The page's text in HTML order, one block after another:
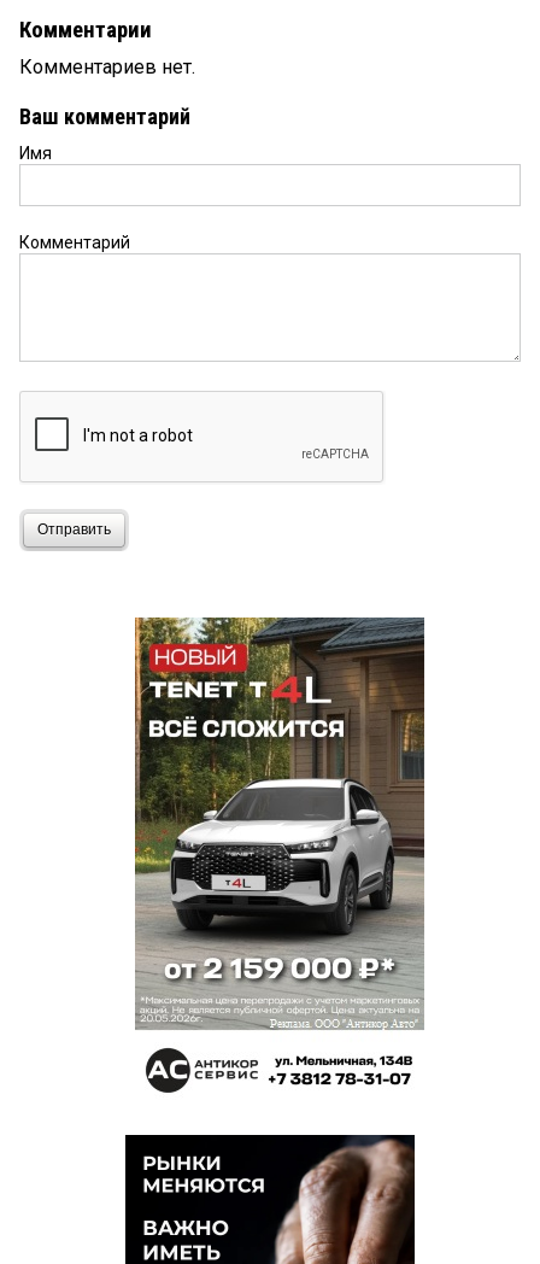
Комментарии
Комментариев нет.
Ваш комментарий
Имя
Комментарий
Отправить